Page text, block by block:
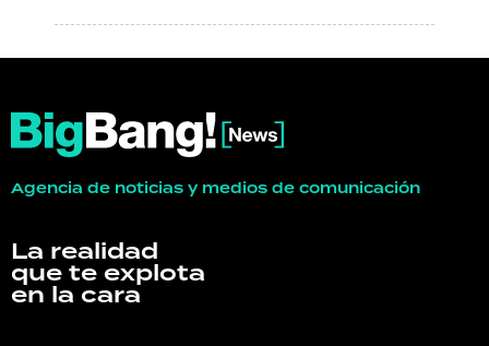
Agencia de noticias y medios de comunicación
La realidad
que te explota
en la cara